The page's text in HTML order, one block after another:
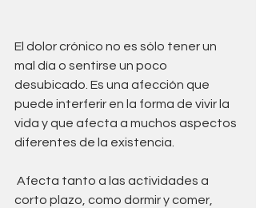
El dolor crónico no es sólo tener un
mal día o sentirse un poco
desubicado. Es una afección que
puede interferir en la forma de vivir la
vida y que afecta a muchos aspectos
diferentes de la existencia.
corto plazo, como dormir y comer,